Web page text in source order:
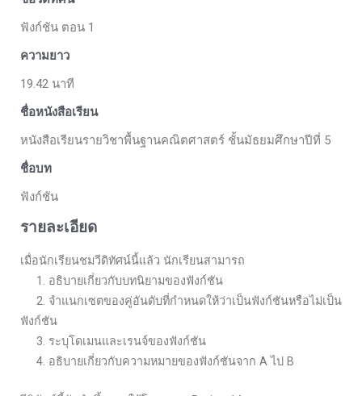
ฟังก์ชัน ตอน 1
ความยาว
19.42 นาที
ชื่อหนังสือเรียน
หนังสือเรียนรายวิชาพื้นฐานคณิตศาสตร์ ชั้นมัธยมศึกษาปีที่ 5
ชื่อบท
ฟังก์ชัน
รายละเอียด
เมื่อนักเรียนชมวีดิทัศน์นี้แล้ว นักเรียนสามารถ
1. อธิบายเกี่ยวกับบทนิยามของฟังก์ชัน
2. จำแนกเซตของคู่อันดับที่กำหนดให้ว่าเป็นฟังก์ชันหรือไม่เป็น
ฟังก์ชัน
3. ระบุโดเมนและเรนจ์ของฟังก์ชัน
4. อธิบายเกี่ยวกับความหมายของฟังก์ชันจาก A ไป B